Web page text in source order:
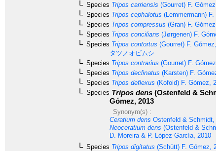
Species Tripos carriensis (Gourret) F. Gómez,
Species Tripos cephalotus (Lemmermann) F.
Species Tripos compressus (Gran) F. Gómez,
Species Tripos concilians (Jørgenen) F.
Species Tripos contortus (Gourret) F. Gómez,
タツノオビムシ
Species Tripos contrarius (Gourret) F. Gómez,
Species Tripos declinatus (Karsten) F.
Species Tripos deflexus (Kofoid) F. Gómez,
Species Tripos dens (Ostenfeld &
Gómez, 2013
Synonym(s) :
Ceratium dens Ostenfeld & Schmidt,
Neoceratium dens (Ostenfeld &
D. Moreira & P. López-García, 2010
Species Tripos digitatus (Schütt) F. Gómez,